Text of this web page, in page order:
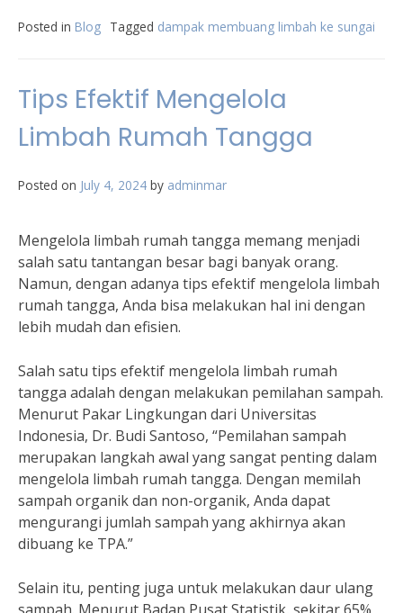
Posted in Blog Tagged dampak membuang limbah ke sungai
Tips Efektif Mengelola
Limbah Rumah Tangga
Posted on July 4, 2024 by adminmar
Mengelola limbah rumah tangga memang menjadi
salah satu tantangan besar bagi banyak orang.
Namun, dengan adanya tips efektif mengelola limbah
rumah tangga, Anda bisa melakukan hal ini dengan
lebih mudah dan efisien.
Salah satu tips efektif mengelola limbah rumah
tangga adalah dengan melakukan pemilahan sampah.
Menurut Pakar Lingkungan dari Universitas
Indonesia, Dr. Budi Santoso, “Pemilahan sampah
merupakan langkah awal yang sangat penting dalam
mengelola limbah rumah tangga. Dengan memilah
sampah organik dan non-organik, Anda dapat
mengurangi jumlah sampah yang akhirnya akan
dibuang ke TPA.”
Selain itu, penting juga untuk melakukan daur ulang